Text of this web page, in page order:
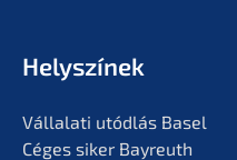
Helyszí­nek
Vállala­ti utódlás Basel
Céges siker Bayreuth